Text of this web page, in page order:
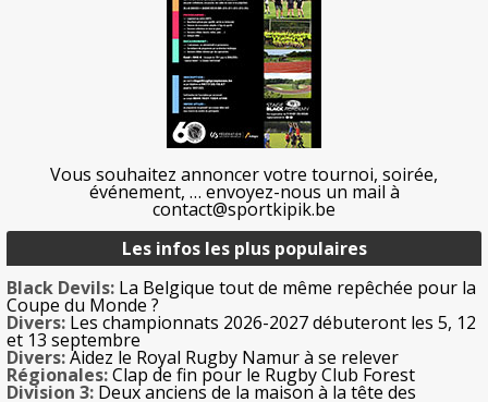
Vous souhaitez annoncer votre tournoi, soirée,
événement, … envoyez-nous un mail à
contact@sportkipik.be
Les infos les plus populaires
Black Devils: La Belgique tout de même repêchée pour la
Coupe du Monde ?
Divers: Les championnats 2026-2027 débuteront les 5, 12
et 13 septembre
Divers:Aidez le Royal Rugby Namur à se relever
Régionales:Clap de fin pour le Rugby Club Forest
Division 3: Deux anciens de la maison à la tête des